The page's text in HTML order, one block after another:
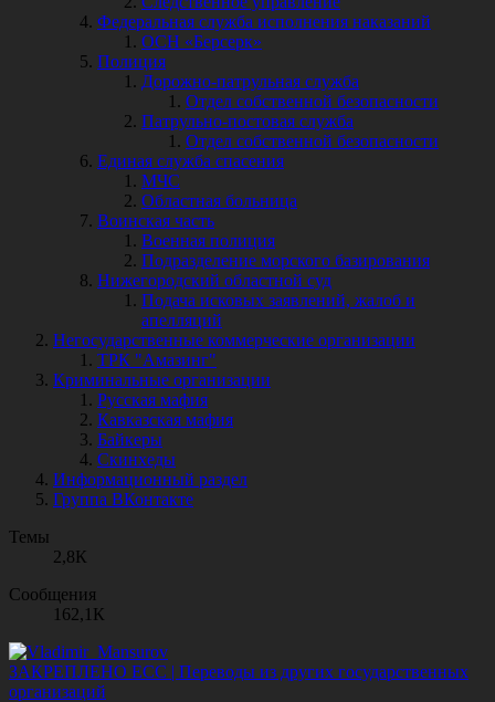
Федеральная служба исполнения наказаний
ОСН «Берсерк»
Полиция
Дорожно-патрульная служба
Отдел собственной безопасности
Патрульно-постовая служба
Отдел собственной безопасности
Единая служба спасения
МЧС
Областная больница
Воинская часть
Военная полиция
Подразделение морского базирования
Нижегородский областной суд
Подача исковых заявлений, жалоб и
апелляций
Негосударственные коммерческие организации
ТРК "Амазинг"
Криминальные организации
Русская мафия
Кавказская мафия
Байкеры
Скинхеды
Информационный раздел
Группа ВКонтакте
Темы
2,8К
Сообщения
162,1К
ЗАКРЕПЛЕНО ЕСС | Переводы из других государственных
организаций